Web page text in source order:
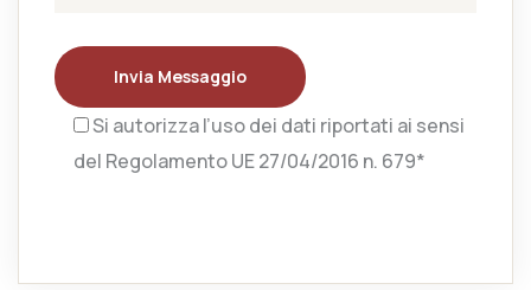
Invia Messaggio
Si autorizza l’uso dei dati riportati ai sensi
del Regolamento UE 27/04/2016 n. 679*